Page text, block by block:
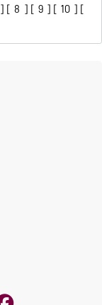
] [ 8 ] [ 9 ] [ 10 ] [